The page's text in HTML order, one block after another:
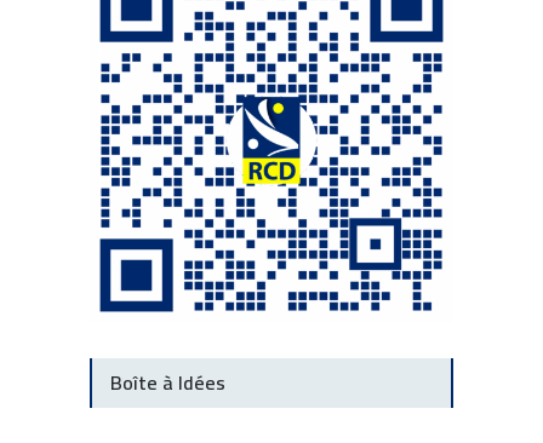
Boîte à Idées